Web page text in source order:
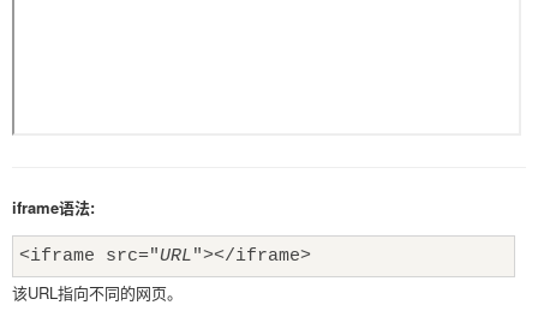
iframe语法:
<iframe src="URL"></iframe>
该URL指向不同的网页。